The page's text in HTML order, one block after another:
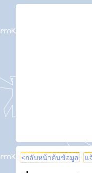
<กลับหน้าค้นข้อมูล แ